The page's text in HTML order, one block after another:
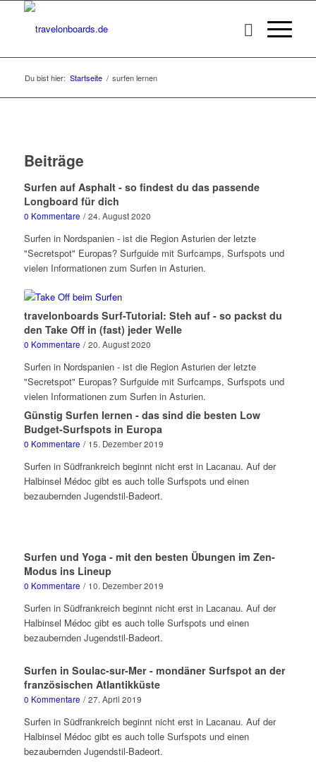
Du bist hier: Startseite / surfen lernen
Beiträge
Surfen auf Asphalt - so findest du das passende
Longboard für dich
0 Kommentare / 24. August 2020
Surfen in Nordspanien - ist die Region Asturien der letzte
"Secretspot" Europas? Surfguide mit Surfcamps, Surfspots und
vielen Informationen zum Surfen in Asturien.
travelonboards Surf-Tutorial: Steh auf - so packst du
den Take Off in (fast) jeder Welle
0 Kommentare / 20. August 2020
Surfen in Nordspanien - ist die Region Asturien der letzte
"Secretspot" Europas? Surfguide mit Surfcamps, Surfspots und
vielen Informationen zum Surfen in Asturien.
Günstig Surfen lernen - das sind die besten Low
Budget-Surfspots in Europa
0 Kommentare / 15. Dezember 2019
Surfen in Südfrankreich beginnt nicht erst in Lacanau. Auf der
Halbinsel Médoc gibt es auch tolle Surfspots und einen
bezaubernden Jugendstil-Badeort.
Surfen und Yoga - mit den besten Übungen im Zen-
Modus ins Lineup
0 Kommentare / 10. Dezember 2019
Surfen in Südfrankreich beginnt nicht erst in Lacanau. Auf der
Halbinsel Médoc gibt es auch tolle Surfspots und einen
bezaubernden Jugendstil-Badeort.
Surfen in Soulac-sur-Mer - mondäner Surfspot an der
französischen Atlantikküste
0 Kommentare / 27. April 2019
Surfen in Südfrankreich beginnt nicht erst in Lacanau. Auf der
Halbinsel Médoc gibt es auch tolle Surfspots und einen
bezaubernden Jugendstil-Badeort.